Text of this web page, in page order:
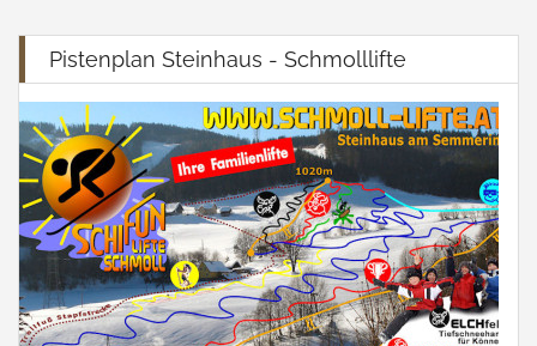
Pistenplan Steinhaus - Schmolllifte